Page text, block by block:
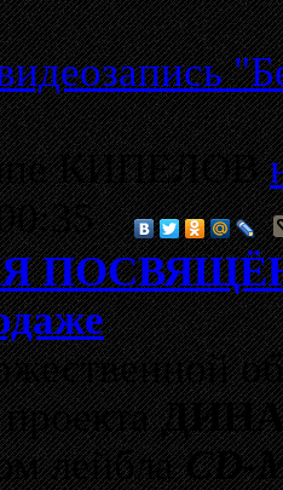
КИПЕЛОВ
00:35
лейблаCD-